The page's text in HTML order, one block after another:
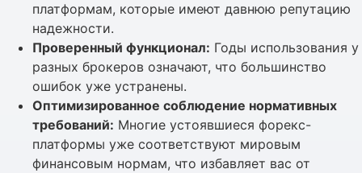
платформам, которые имеют давнюю репутацию
надежности.
Проверенный функционал: Годы использования у
разных брокеров означают, что большинство
ошибок уже устранены.
Оптимизированное соблюдение нормативных
требований: Многие устоявшиеся форекс-
платформы уже соответствуют мировым
финансовым нормам, что избавляет вас от